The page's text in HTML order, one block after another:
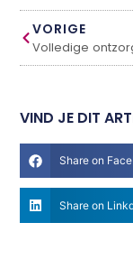
VORIGE
VIND JE DIT
Share on
Share on